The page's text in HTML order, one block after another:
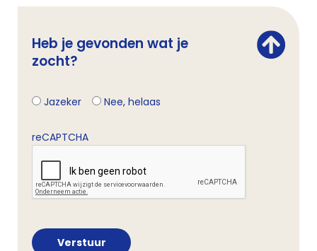
Heb je gevonden wat je
zocht?
Jazeker Nee, helaas
reCAPTCHA